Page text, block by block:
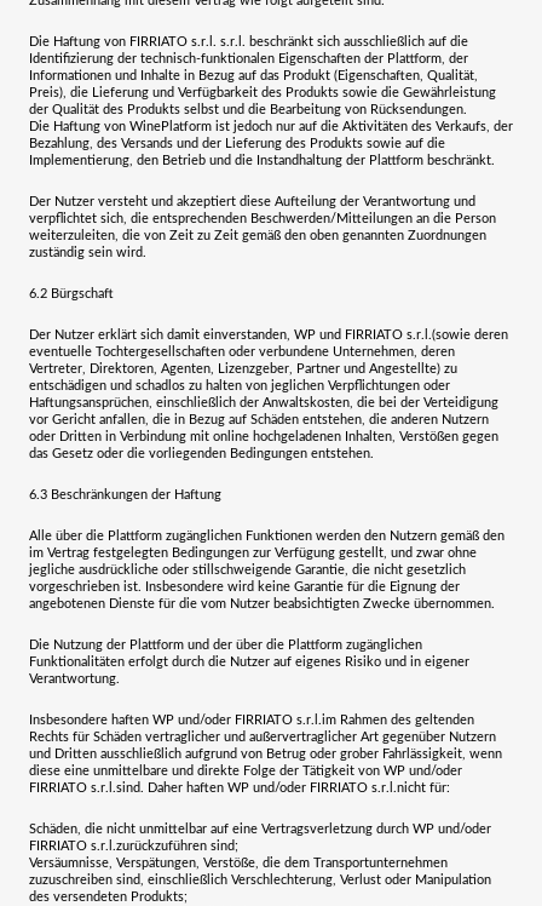
Die Haftung von FIRRIATO s.r.l. s.r.l
. beschränkt sich ausschließlich auf die
Identifizierung der technisch-funktionalen Eigenschaften der Plattform, der
Informationen und Inhalte in Bezug auf das Produkt (Eigenschaften, Qualität,
Preis), die Lieferung und Verfügbarkeit des Produkts sowie die Gewährleistung
der Qualität des Produkts selbst und die Bearbeitung von Rücksendungen.
Die Haftung von WinePlatform ist jedoch nur auf die Aktivitäten des Verkaufs, der
Bezahlung, des Versands und der Lieferung des Produkts sowie auf die
Implementierung, den Betrieb und die Instandhaltung der Plattform beschränkt.
Der Nutzer versteht und akzeptiert diese Aufteilung der Verantwortung und
verpflichtet sich, die entsprechenden Beschwerden/Mitteilungen an die Person
weiterzuleiten, die von Zeit zu Zeit gemäß den oben genannten Zuordnungen
zuständig sein wird.
6.2 Bürgschaft
Der Nutzer erklärt sich damit einverstanden, WP und FIRRIATO s.r.l. (sowie deren
eventuelle Tochtergesellschaften oder verbundene Unternehmen, deren
Vertreter, Direktoren, Agenten, Lizenzgeber, Partner und Angestellte) zu
entschädigen und schadlos zu halten von jeglichen Verpflichtungen oder
Haftungsansprüchen, einschließlich der Anwaltskosten, die bei der Verteidigung
vor Gericht anfallen, die in Bezug auf Schäden entstehen, die anderen Nutzern
oder Dritten in Verbindung mit online hochgeladenen Inhalten, Verstößen gegen
das Gesetz oder die vorliegenden Bedingungen entstehen.
6.3 Beschränkungen der Haftung
Alle über die Plattform zugänglichen Funktionen werden den Nutzern gemäß den
im Vertrag festgelegten Bedingungen zur Verfügung gestellt, und zwar ohne
jegliche ausdrückliche oder stillschweigende Garantie, die nicht gesetzlich
vorgeschrieben ist. Insbesondere wird keine Garantie für die Eignung der
angebotenen Dienste für die vom Nutzer beabsichtigten Zwecke übernommen.
Die Nutzung der Plattform und der über die Plattform zugänglichen
Funktionalitäten erfolgt durch die Nutzer auf eigenes Risiko und in eigener
Verantwortung.
Insbesondere haften WP und/oder FIRRIATO s.r.l. im Rahmen des geltenden
Rechts für Schäden vertraglicher und außervertraglicher Art gegenüber Nutzern
und Dritten ausschließlich aufgrund von Betrug oder grober Fahrlässigkeit, wenn
diese eine unmittelbare und direkte Folge der Tätigkeit von WP und/oder
FIRRIATO s.r.l. sind. Daher haften WP und/oder FIRRIATO s.r.l. nicht für:
Schäden, die nicht unmittelbar auf eine Vertragsverletzung durch WP und/oder
FIRRIATO s.r.l. zurückzuführen sind;
Versäumnisse, Verspätungen, Verstöße, die dem Transportunternehmen
zuzuschreiben sind, einschließlich Verschlechterung, Verlust oder Manipulation
des versendeten Produkts;